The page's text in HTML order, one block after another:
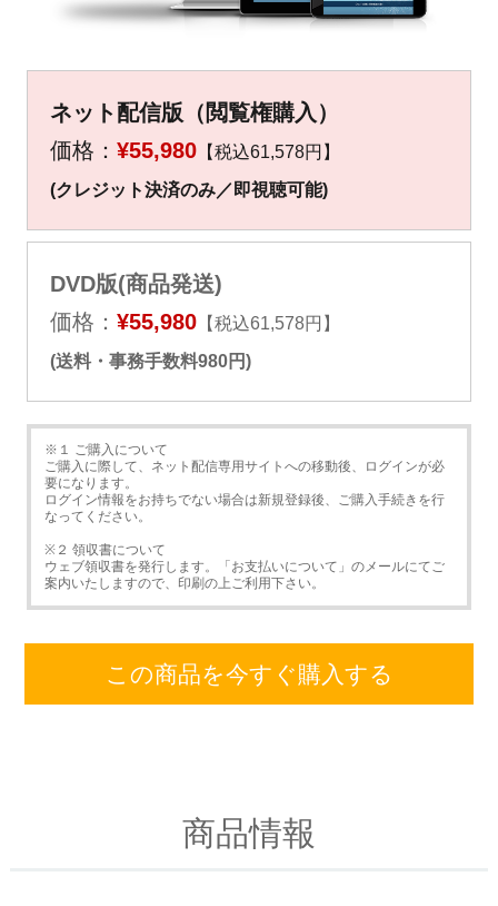
ネット配信版（閲覧権購入）
価格： ¥55,980【税込61,578円】
(クレジット決済のみ／即視聴可能)
DVD版(商品発送)
価格： ¥55,980【税込61,578円】
(送料・事務手数料980円)
※１ ご購入について
ご購入に際して、ネット配信専用サイトへの移動後、ログインが必
要になります。
ログイン情報をお持ちでない場合は新規登録後、ご購入手続きを行
なってください。
※２ 領収書について
ウェブ領収書を発行します。「お支払いについて」のメールにてご
案内いたしますので、印刷の上ご利用下さい。
この商品を今すぐ購入する
商品情報